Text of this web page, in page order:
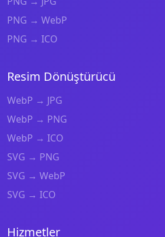
PNG → WebP
PNG → ICO
Resim Dönüştürücü
WebP → JPG
WebP → PNG
WebP → ICO
SVG → PNG
SVG → WebP
SVG → ICO
Hizmetler